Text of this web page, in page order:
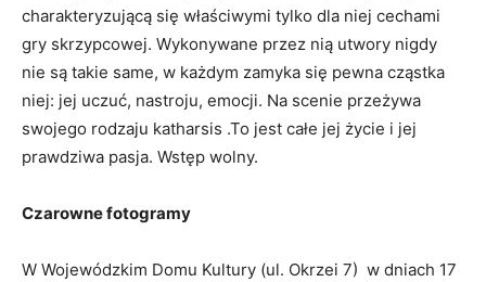
charakteryzującą się właściwymi tylko dla niej cechami
gry skrzypcowej. Wykonywane przez nią utwory nigdy
nie są takie same, w każdym zamyka się pewna cząstka
niej: jej uczuć, nastroju, emocji. Na scenie przeżywa
swojego rodzaju katharsis .To jest całe jej życie i jej
prawdziwa pasja. Wstęp wolny.
Czarowne fotogramy
W Wojewódzkim Domu Kultury (ul. Okrzei 7) w dniach 17